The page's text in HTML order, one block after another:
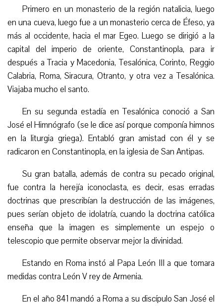
Primero en un monasterio de la región natalicia, luego
en una cueva, luego fue a un monasterio cerca de Éfeso, ya
más al occidente, hacia el mar Egeo. Luego se dirigió a la
capital del imperio de oriente, Constantinopla, para ir
después a Tracia y Macedonia, Tesalónica, Corinto, Reggio
Calabria, Roma, Siracura, Otranto, y otra vez a Tesalónica.
Viajaba mucho el santo.
En su segunda estadía en Tesalónica conoció a San
José el Himnógrafo (se le dice así porque componía himnos
en la liturgia griega). Entabló gran amistad con él y se
radicaron en Constantinopla, en la iglesia de San Antipas.
Su gran batalla, además de contra su pecado original,
fue contra la herejía iconoclasta,es decir, esas erradas
doctrinas que prescribían la destrucción de las imágenes,
pues serían objeto de idolatría, cuando la doctrina católica
enseña que la imagen es simplemente un espejo o
telescopio que permite observar mejor la divinidad.
Estando en Roma instó al Papa León III a que tomara
medidas contra León V rey de Armenia.
En el año 841 mandó a Roma a su discípulo San José el